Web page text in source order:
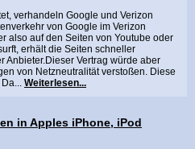
verhandeln Google und Verizon
von Google im Verizon
also auf den Seiten von Youtube oder
erhält die Seiten schneller
Anbieter.Dieser Vertrag würde aber
von Netzneutralität verstoßen. Diese
Weiterlesen...
in Apples iPhone, iPod